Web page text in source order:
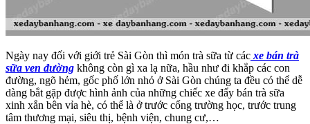
Ngày nay đối với giới trẻ Sài Gòn thì món trà sữa từ các xe bán trà
sữa ven đường không còn gì xa lạ nữa, hầu như đi khắp các con
đường, ngõ hẻm, gốc phố lớn nhỏ ở Sài Gòn chúng ta đều có thể dễ
dàng bắt gặp được hình ảnh của những chiếc xe đẩy bán trà sữa
xinh xắn bên vỉa hè, có thể là ở trước cổng trường học, trước trung
tâm thương mại, siêu thị, bệnh viện, chung cư,…